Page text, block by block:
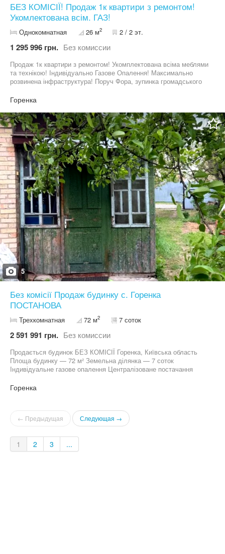
БЕЗ КОМІСІЇ! Продаж 1к квартири з ремонтом!
Укомлектована всім. ГАЗ!
Однокомнатная 26 м2 2 / 2 эт.
1 295 996 грн. Без комиссии
Продаж 1к квартири з ремонтом! Укомплектована всіма меблями
та технікою! Індивідуально Газове Опалення! Максимально
розвинена інфраструктура! Поруч Фора, зупинка громадського
оформлення! Лише 2%
Горенка
5
Без комісії Продаж будинку с. Горенка
ПОСТАНОВА
Трехкомнатная 72 м2 7 соток
2 591 991 грн. Без комиссии
Продається будинок БЕЗ КОМІСІЇ Горенка, Київська область
Площа будинку — 72 м² Земельна ділянка — 7 соток
Індивідуальне газове опалення Централізоване постачання
електроенергію На території ділянки є: * погріб * літня кухня *
господарські приміщення У будинку є кухня та санвузол.
Гостомельське шосе. Розглядається продаж за програмою
«єВідновлення». Можливий готівковий та безготівковий
розрахунок. Підходить під житловий сертифікат / ваучер.
Телефонуйте для детальної інформації та перегляду.
Горенка
← Предыдущая Следующая →
1 2 3 ...